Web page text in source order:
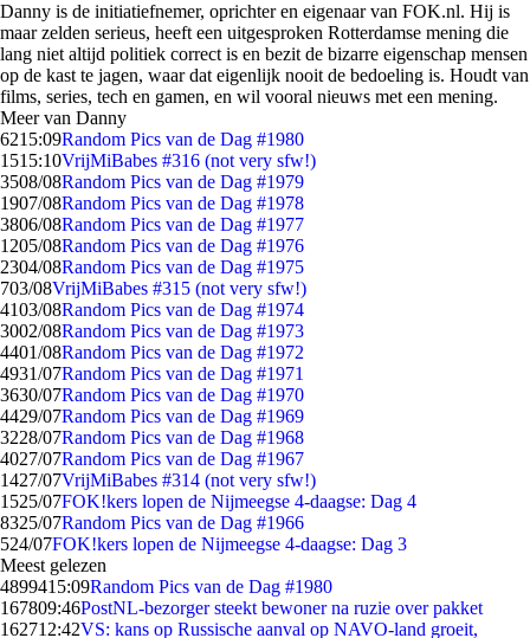
Danny is de initiatiefnemer, oprichter en eigenaar van FOK.nl. Hij is
maar zelden serieus, heeft een uitgesproken Rotterdamse mening die
lang niet altijd politiek correct is en bezit de bizarre eigenschap mensen
op de kast te jagen, waar dat eigenlijk nooit de bedoeling is. Houdt van
films, series, tech en gamen, en wil vooral nieuws met een mening.
Meer van Danny
6215:09Random Pics van de Dag #1980
1515:10VrijMiBabes #316 (not very sfw!)
3508/08Random Pics van de Dag #1979
1907/08Random Pics van de Dag #1978
3806/08Random Pics van de Dag #1977
1205/08Random Pics van de Dag #1976
2304/08Random Pics van de Dag #1975
703/08VrijMiBabes #315 (not very sfw!)
4103/08Random Pics van de Dag #1974
3002/08Random Pics van de Dag #1973
4401/08Random Pics van de Dag #1972
4931/07Random Pics van de Dag #1971
3630/07Random Pics van de Dag #1970
4429/07Random Pics van de Dag #1969
3228/07Random Pics van de Dag #1968
4027/07Random Pics van de Dag #1967
1427/07VrijMiBabes #314 (not very sfw!)
1525/07FOK!kers lopen de Nijmeegse 4-daagse: Dag 4
8325/07Random Pics van de Dag #1966
524/07FOK!kers lopen de Nijmeegse 4-daagse: Dag 3
Meest gelezen
4899415:09Random Pics van de Dag #1980
167809:46PostNL-bezorger steekt bewoner na ruzie over pakket
162712:42VS: kans op Russische aanval op NAVO-land groeit,